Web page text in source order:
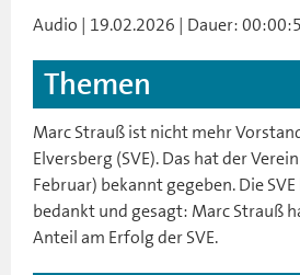
Audio | 19.02.2026 | Dauer:
Themen
Marc Strauß ist nicht mehr
Elversberg (SVE). Das hat der
Februar) bekannt gegeben. Die
bedankt und gesagt: Marc Strauß
Anteil am Erfolg der SVE.